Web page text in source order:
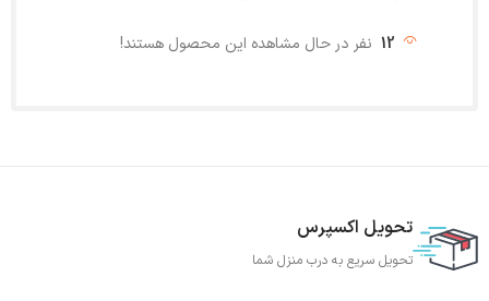
12 نفر در حال مشاهده این محصول هستند!
تحویل اکسپرس
تحویل سریع به درب منزل شما